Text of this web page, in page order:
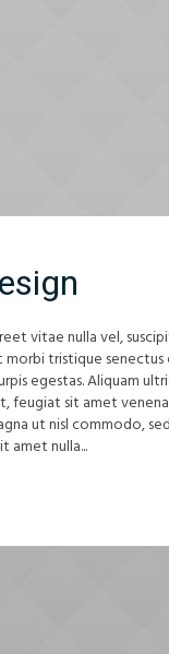
vitae nulla vel,
tristique
egestas. Aliquam
feugiat sit amet
ut nisl commodo,
amet nulla...